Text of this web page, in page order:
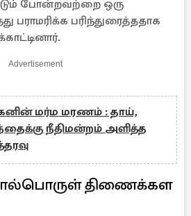
போன்றவற்றை ஒரு
பராமரிக்க பரிந்துரைத்ததாக
Advertisement
மர்ம மரணம் : தாய்,
நீதிமன்றம் அளித்த
திணைக்கள